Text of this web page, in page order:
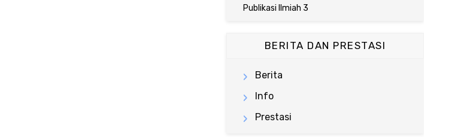
Publikasi Ilmiah 3
BERITA DAN PRESTASI
Berita
Info
Prestasi